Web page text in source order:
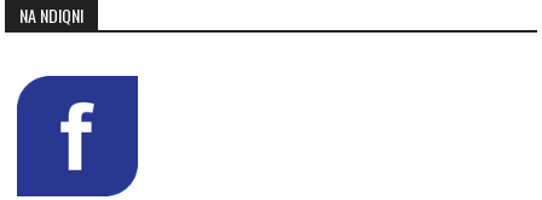
NA NDIQNI